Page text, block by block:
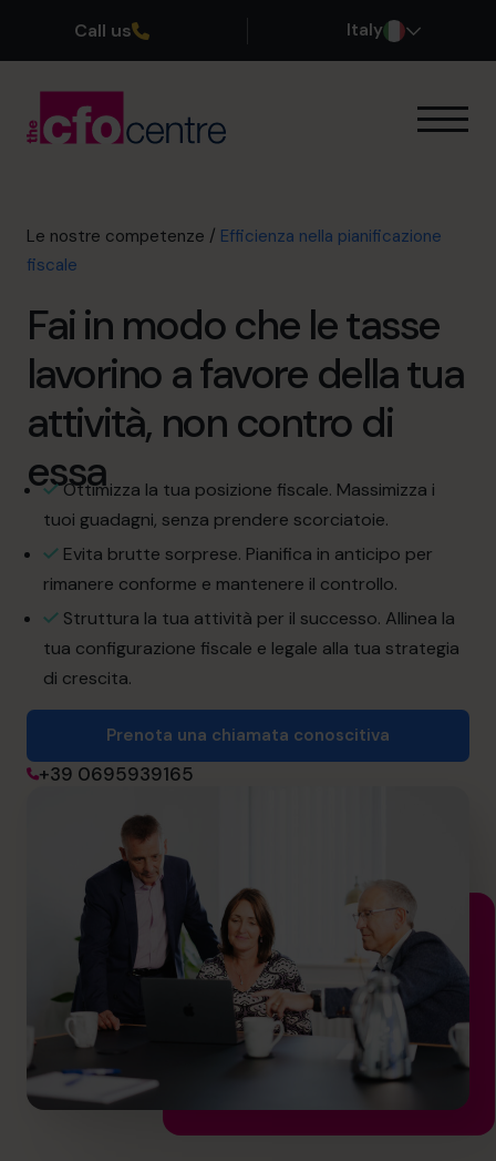
Call us Italy
I nostri CFO
Storie di successo
Unisciti al team
Prenota una chiamata conoscitiva
+39 0695939165
informazioni@cfocentre.com
Le nostre competenze / Efficienza nella pianificazione
fiscale
Fai in modo che le tasse
lavorino a favore della tua
attività, non contro di
essa
Ottimizza la tua posizione fiscale. Massimizza i
tuoi guadagni, senza prendere scorciatoie.
Evita brutte sorprese. Pianifica in anticipo per
rimanere conforme e mantenere il controllo.
Struttura la tua attività per il successo. Allinea la
tua configurazione fiscale e legale alla tua strategia
di crescita.
Prenota una chiamata conoscitiva
+39 0695939165